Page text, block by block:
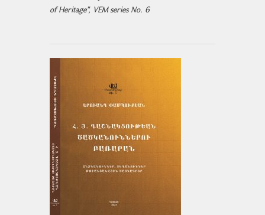
of Heritage", VEM series No. 6